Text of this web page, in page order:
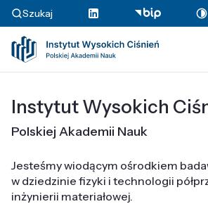
Szukaj
Instytut Wysokich
Polskiej Akademii Nauk
Jesteśmy wiodącym ośrodkiem
w dziedzinie fizyki i technologii
inżynierii materiałowej.